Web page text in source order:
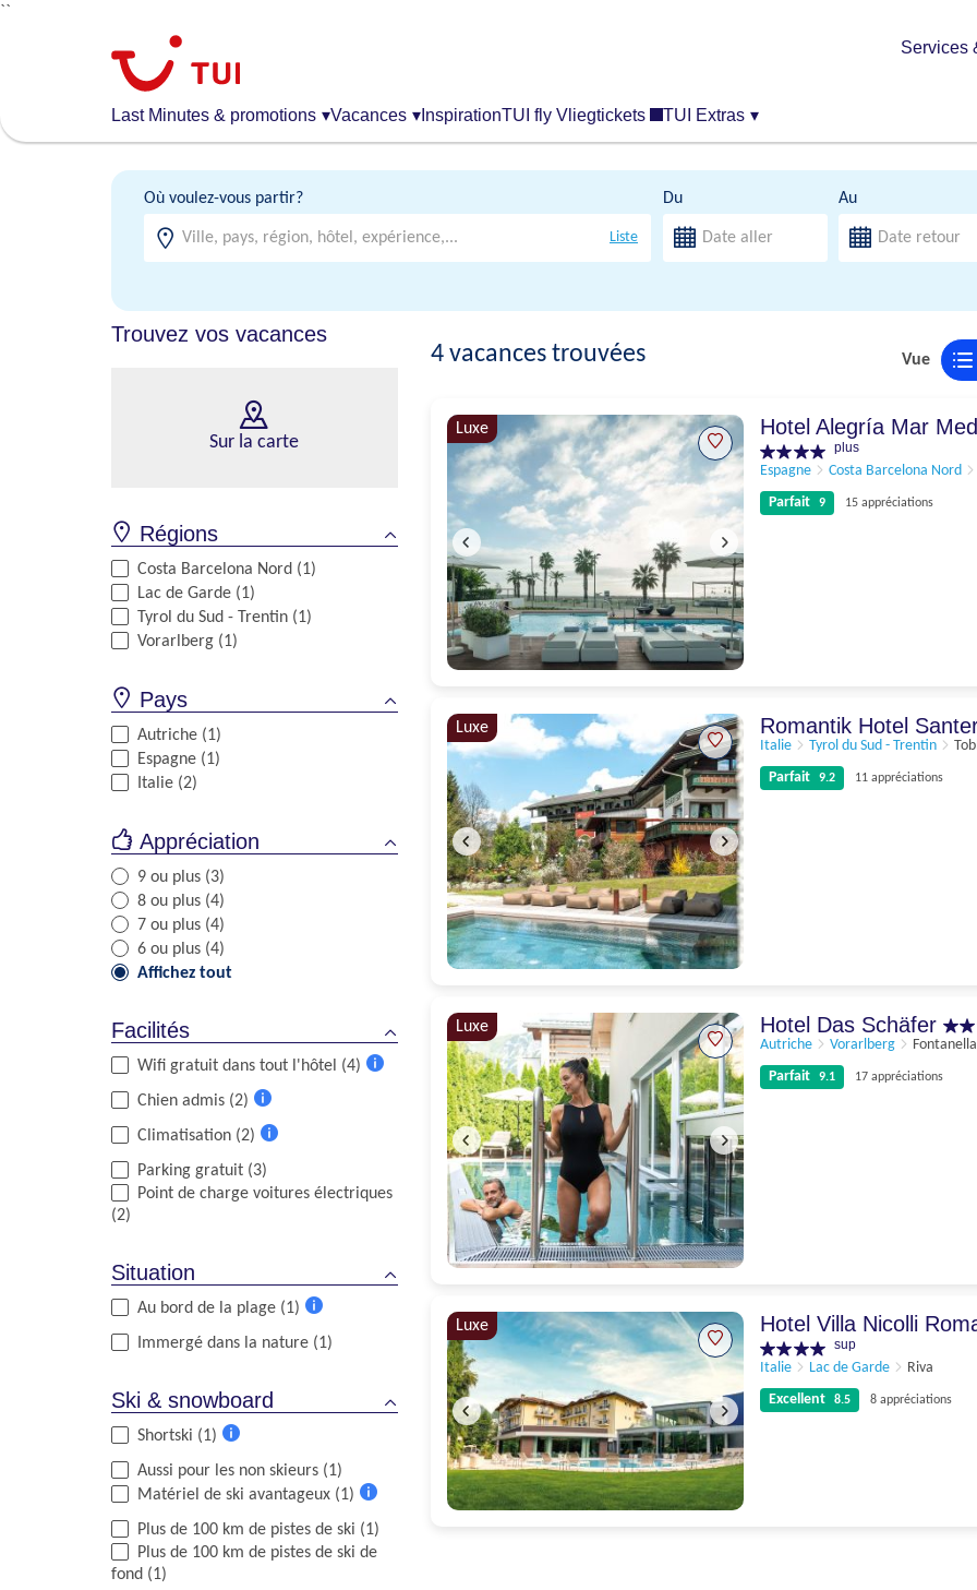
``
Last Minutes & promotions ▾Vacances ▾ InspirationTUI fly Vliegtickets TUI Extras ▾
Services
Où voulez-vous partir?
Liste
Du Au
Trouvez vos vacances
Sur la carte
Régions
Costa Barcelona Nord (1)
Lac de Garde (1)
Tyrol du Sud - Trentin (1)
Vorarlberg (1)
Pays
Autriche (1)
Espagne (1)
Italie (2)
Appréciation
9 ou plus (3)
8 ou plus (4)
7 ou plus (4)
6 ou plus (4)
Affichez tout
Facilités
Wifi gratuit dans tout l'hôtel (4)
d'informations
Chien admis (2)
d'informations
Climatisation (2)
d'informations
Parking gratuit (3)
Point de charge voitures électriques
(2)
Situation
Au bord de la plage (1)
d'informations
Immergé dans la nature (1)
Ski & snowboard
Shortski (1)
d'informations
Aussi pour les non skieurs (1)
Matériel de ski avantageux (1)
d'informations
Plus de 100 km de pistes de ski (1)
Plus de 100 km de pistes de ski de
fond (1)
4vacances trouvées Vue
Luxe Hotel Alegría Mar
plus
Espagne Costa Barcelona Nord
Parfait
9 15 appréciations
Luxe Romantik Hotel
Italie Tyrol du Sud - Trentin
Parfait
9.2 11 appréciations
Luxe Hotel Das Schäfer
Autriche Vorarlberg
Fontanella
Parfait
9.1 17 appréciations
Luxe Hotel Villa Nicolli
sup
Italie Lac de Garde
Riva
Excellent
8.5 8 appréciations